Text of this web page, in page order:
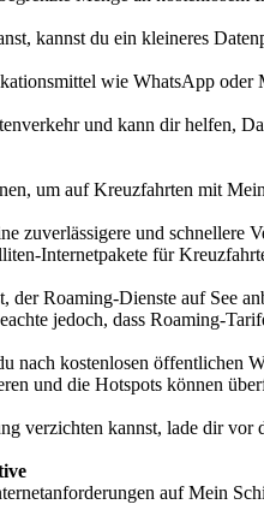
kannst du ein kleineres
wie WhatsApp
und kann dir helfen,
um auf Kreuzfahrten mit
zuverlässigere und
Internetpakete für
Roaming-Dienste auf See
jedoch, dass Roaming-
nach kostenlosen öffentlichen
und die Hotspots können
verzichten kannst, lade dir
auf Mein